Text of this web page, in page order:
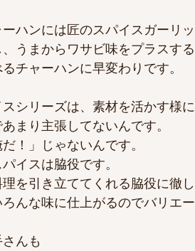
ハンには匠のスパイスガーリ
うまからワサビ味をプラスす
チャーハンに早変わりです。
シリーズは、素材を活かす様
まり主張してないんです。
だ！」じゃないんです。
イスは脇役です。
を引き立ててくれる脇役に徹し
んな味に仕上がるのでバリエ
んも